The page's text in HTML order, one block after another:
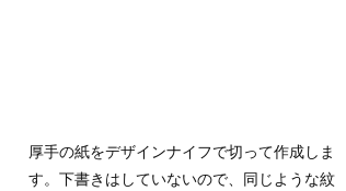
厚手の紙をデザインナイフで切って作成しま
す。下書きはしていないので、同じような紋